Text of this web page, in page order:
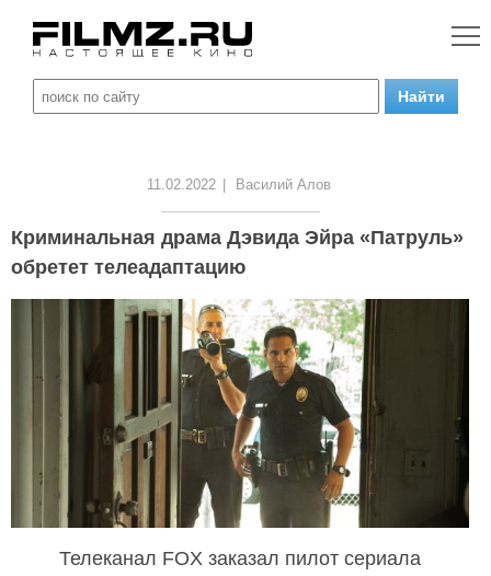
11.02.2022 Василий Алов
Криминальная драма Дэвида Эйра «Патруль»
обретет телеадаптацию
Телеканал FOX заказал пилот сериала